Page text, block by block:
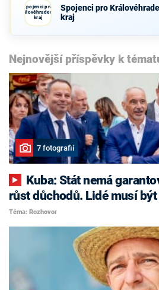
Spojenci pro
Královéhradecký
kraj
Spojenci pro
kraj
Nejnovější příspěvky k
7 fotografií
růst důchodů. Lidé musí
Téma: Rozhovor